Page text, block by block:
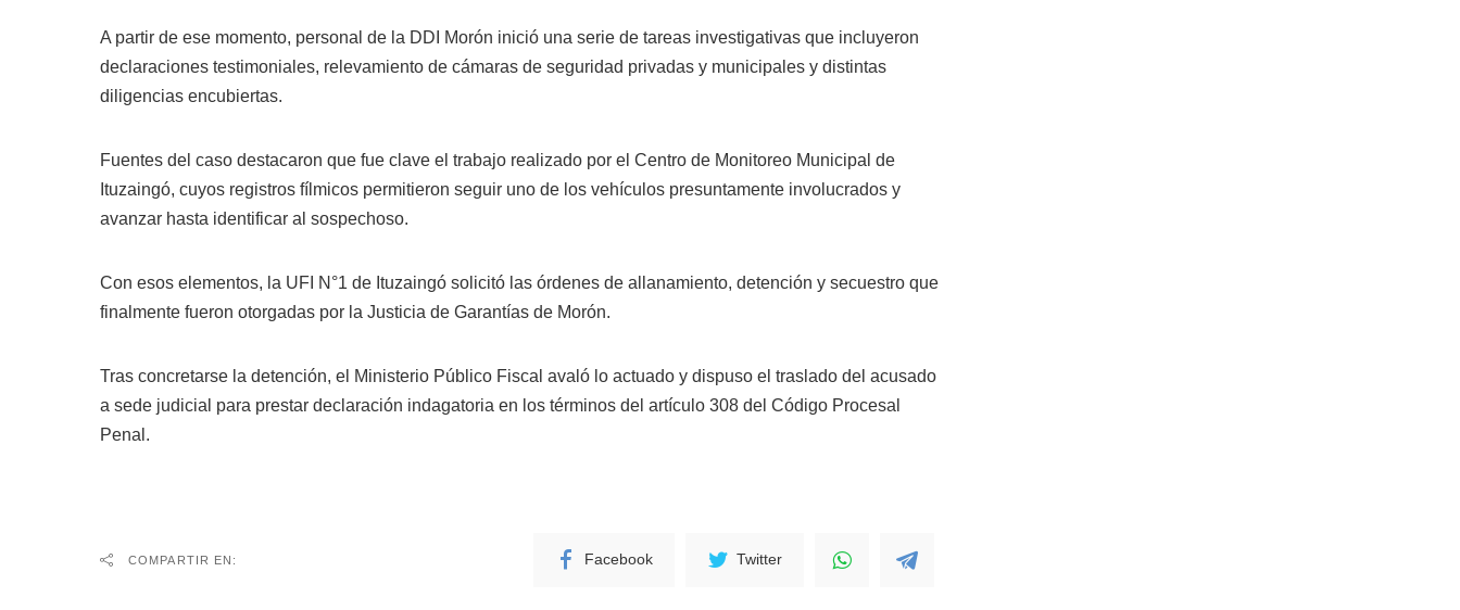
A partir de ese momento, personal de la DDI Morón inició una serie de tareas investigativas que incluyeron
declaraciones testimoniales, relevamiento de cámaras de seguridad privadas y municipales y distintas
diligencias encubiertas.
Fuentes del caso destacaron que fue clave el trabajo realizado por el Centro de Monitoreo Municipal de
Ituzaingó, cuyos registros fílmicos permitieron seguir uno de los vehículos presuntamente involucrados y
avanzar hasta identificar al sospechoso.
Con esos elementos, la UFI N°1 de Ituzaingó solicitó las órdenes de allanamiento, detención y secuestro que
finalmente fueron otorgadas por la Justicia de Garantías de Morón.
Tras concretarse la detención, el Ministerio Público Fiscal avaló lo actuado y dispuso el traslado del acusado
a sede judicial para prestar declaración indagatoria en los términos del artículo 308 del Código Procesal
Penal.
COMPARTIR EN: Facebook Twitter